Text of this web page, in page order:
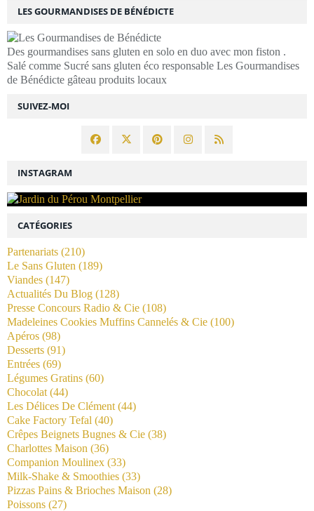
SUIVEZ-MOI
LES GOURMANDISES DE BÉNÉDICTE
Des gourmandises sans gluten en solo en duo avec mon fiston .
Salé comme Sucré sans gluten éco responsable Les Gourmandises
de Bénédicte gâteau produits locaux
INSTAGRAM
CATÉGORIES
Partenariats (210)
Le Sans Gluten (189)
Viandes (147)
Actualités Du Blog (128)
Presse Concours Radio & Cie (108)
Madeleines Cookies Muffins Cannelés & Cie (100)
Apéros (98)
Desserts (91)
Entrées (69)
Légumes Gratins (60)
Chocolat (44)
Les Délices De Clément (44)
Cake Factory Tefal (40)
Crêpes Beignets Bugnes & Cie (38)
Charlottes Maison (36)
Companion Moulinex (33)
Milk-Shake & Smoothies (33)
Pizzas Pains & Brioches Maison (28)
Poissons (27)